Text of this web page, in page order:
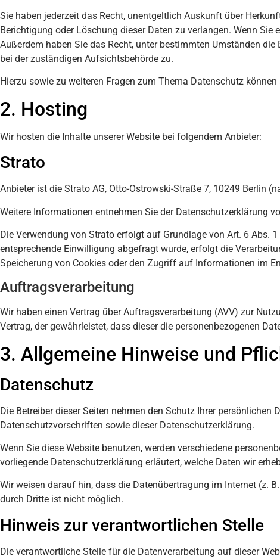
Sie haben jederzeit das Recht, unentgeltlich Auskunft über
Berichtigung oder Löschung dieser Daten zu verlangen. Wenn
Außerdem haben Sie das Recht, unter bestimmten Umständen
bei der zuständigen Aufsichtsbehörde zu.
Hierzu sowie zu weiteren Fragen zum Thema Datenschutz
2. Hosting
Wir hosten die Inhalte unserer Website bei folgendem Anbieter:
Strato
Anbieter ist die Strato AG, Otto-Ostrowski-Straße 7, 10249 Berlin
Weitere Informationen entnehmen Sie der Datenschutzerklärung
Die Verwendung von Strato erfolgt auf Grundlage von Art. 6 Abs.
entsprechende Einwilligung abgefragt wurde, erfolgt die
Speicherung von Cookies oder den Zugriff auf Informationen im
Auftragsverarbeitung
Wir haben einen Vertrag über Auftragsverarbeitung (AVV) zur
Vertrag, der gewährleistet, dass dieser die personenbezogenen
3. Allgemeine Hinweise und
Datenschutz
Die Betreiber dieser Seiten nehmen den Schutz Ihrer
Datenschutzvorschriften sowie dieser Datenschutzerklärung.
Wenn Sie diese Website benutzen, werden verschiedene
vorliegende Datenschutzerklärung erläutert, welche Daten wir
Wir weisen darauf hin, dass die Datenübertragung im Internet (z.
durch Dritte ist nicht möglich.
Hinweis zur verantwortlichen Stelle
Die verantwortliche Stelle für die Datenverarbeitung auf dieser